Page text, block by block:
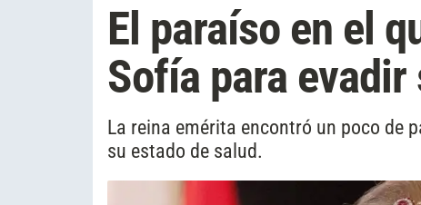
El paraíso en el
Sofía para
La reina emérita encontró un poco de
su estado de salud.